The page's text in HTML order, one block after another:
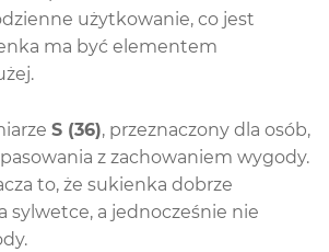
użytkowanie, co jest
ma być elementem
S (36), przeznaczony dla osób,
z zachowaniem wygody.
to, że sukienka dobrze
sylwetce, a jednocześnie nie